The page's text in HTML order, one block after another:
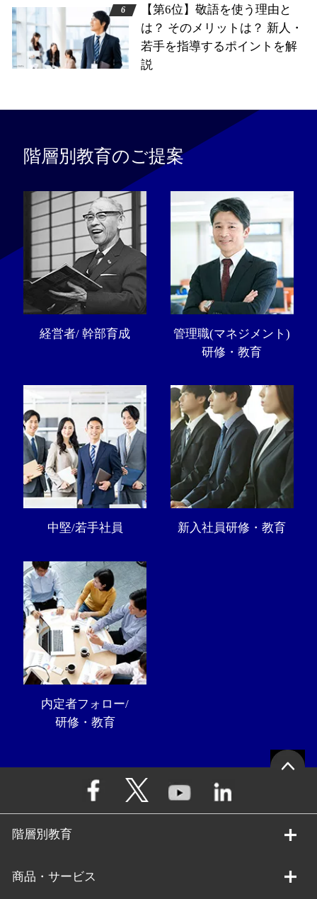
【第6位】敬語を使う理由と
は？ そのメリットは？ 新人・
若手を指導するポイントを解
説
階層別教育のご提案
経営者/ 幹部育成
管理職(マネジメント)
研修・教育
中堅/若手社員 新入社員研修・教育
内定者フォロー/
研修・教育
階層別教育
商品・サービス